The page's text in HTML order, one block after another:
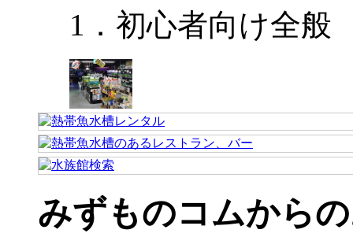
1．初心者向け全
みずものコムから